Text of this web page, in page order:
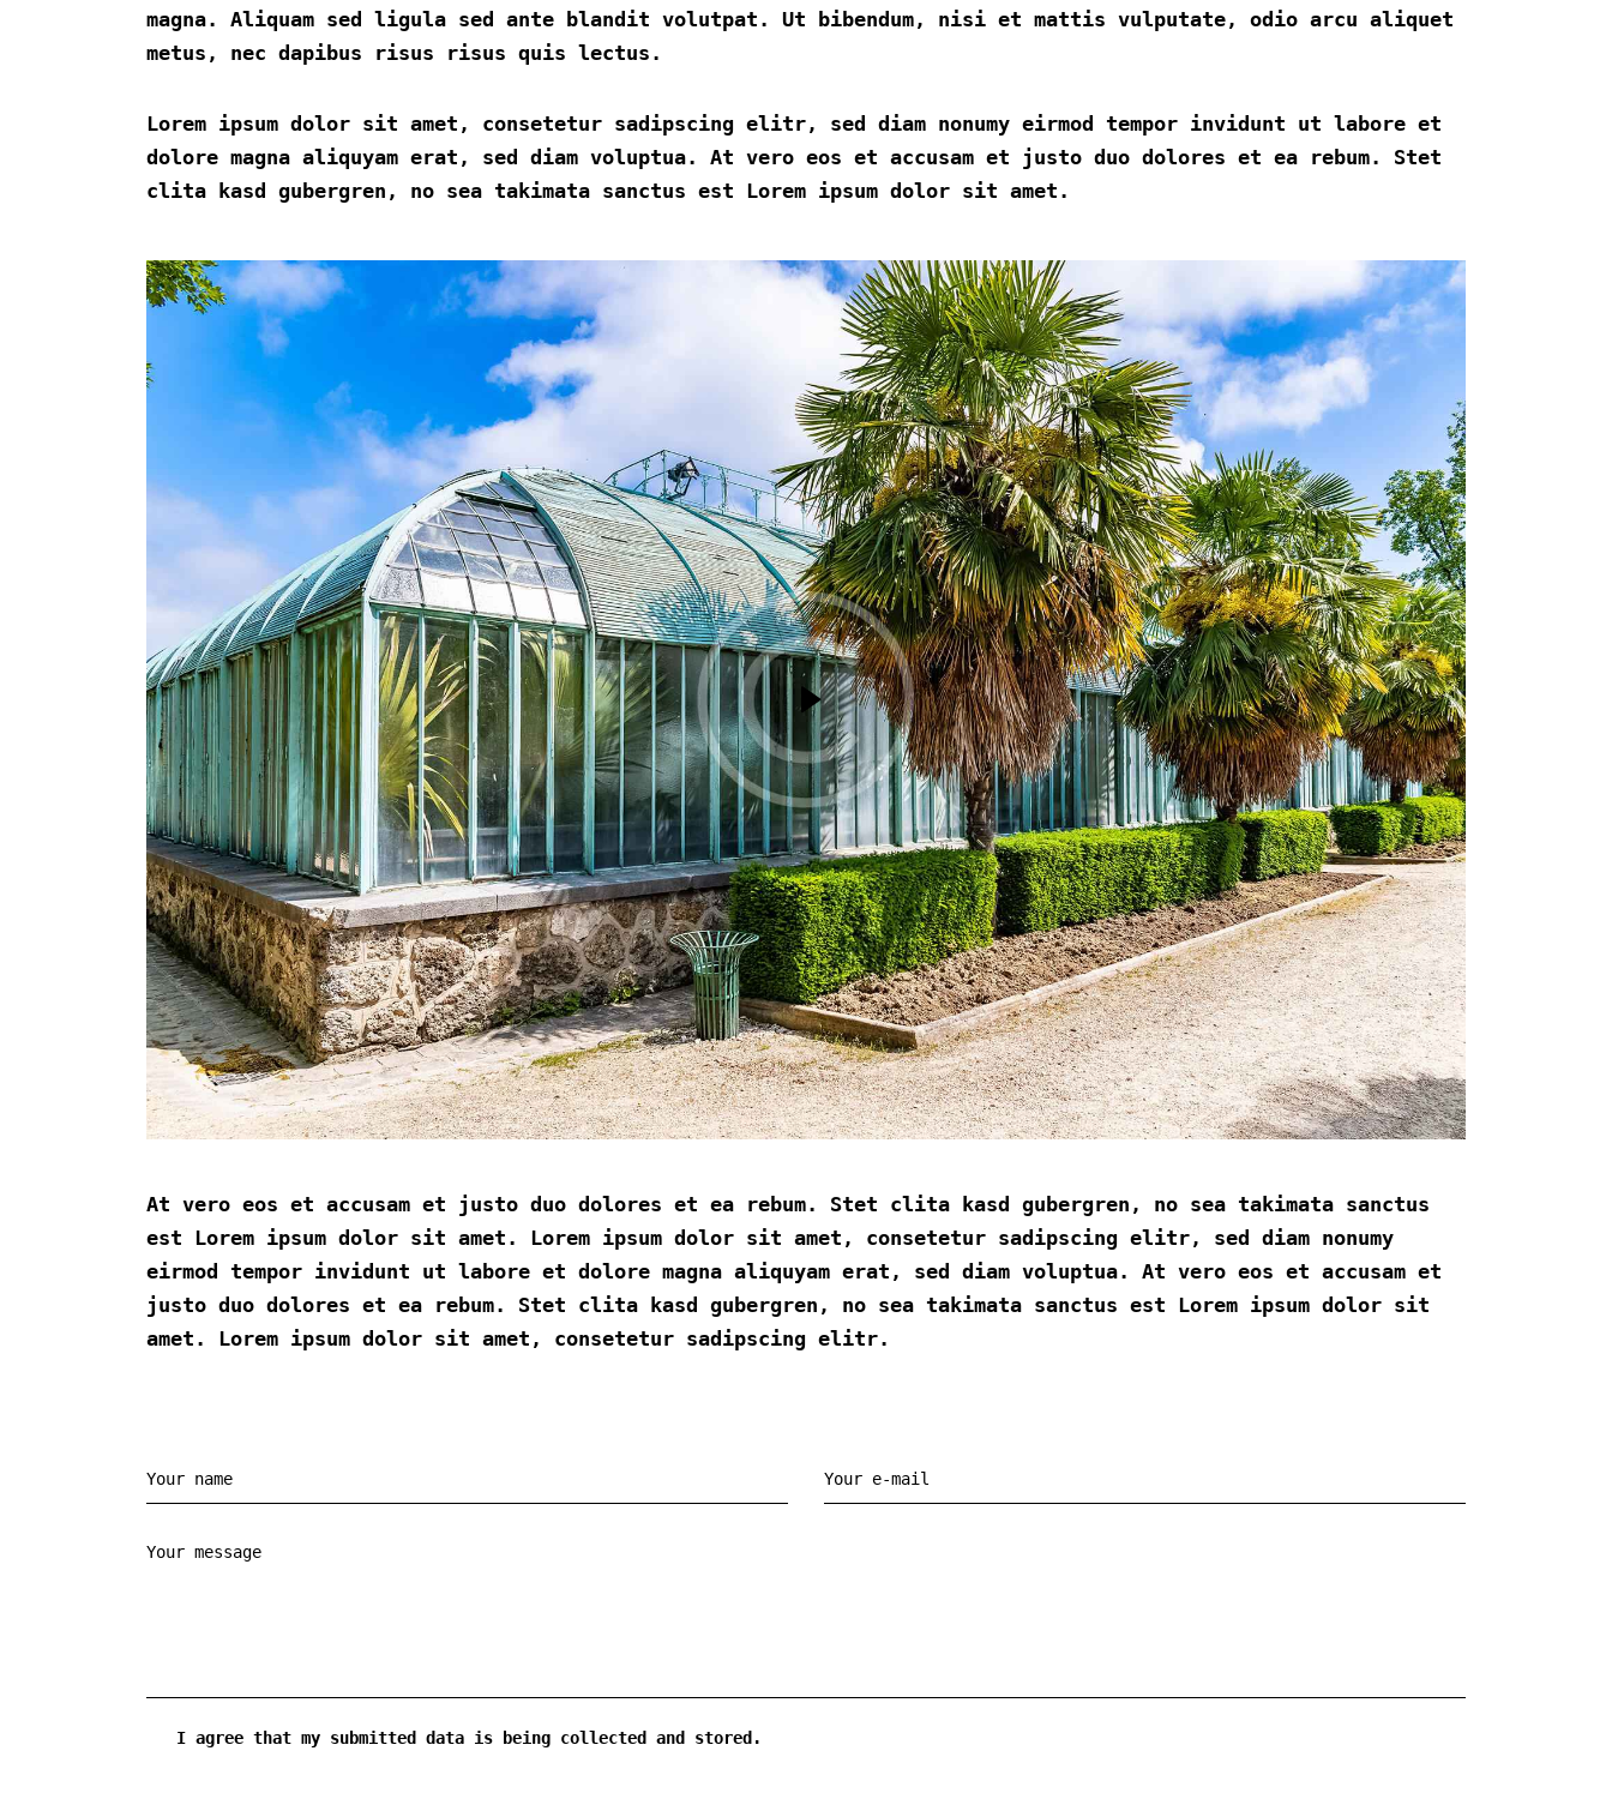
magna. Aliquam sed ligula sed ante blandit volutpat. Ut bibendum, nisi et mattis vulputate, odio arcu aliquet
metus, nec dapibus risus risus quis lectus.
Lorem ipsum dolor sit amet, consetetur sadipscing elitr, sed diam nonumy eirmod tempor invidunt ut labore et
dolore magna aliquyam erat, sed diam voluptua. At vero eos et accusam et justo duo dolores et ea rebum. Stet
clita kasd gubergren, no sea takimata sanctus est Lorem ipsum dolor sit amet.
At vero eos et accusam et justo duo dolores et ea rebum. Stet clita kasd gubergren, no sea takimata sanctus
est Lorem ipsum dolor sit amet. Lorem ipsum dolor sit amet, consetetur sadipscing elitr, sed diam nonumy
eirmod tempor invidunt ut labore et dolore magna aliquyam erat, sed diam voluptua. At vero eos et accusam et
justo duo dolores et ea rebum. Stet clita kasd gubergren, no sea takimata sanctus est Lorem ipsum dolor sit
amet. Lorem ipsum dolor sit amet, consetetur sadipscing elitr.
I agree that my submitted data is being collected and stored.